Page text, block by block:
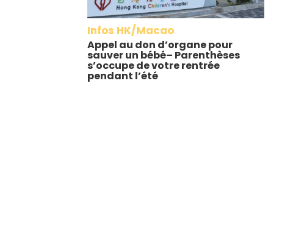
Infos HK/Macao
Appel au don d’organe pour
sauver un bébé– Parenthèses
s’occupe de votre rentrée
pendant l’été